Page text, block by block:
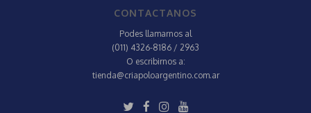
CONTACTANOS
Podes llamarnos al
(011) 4326-8186 / 2963
O escribirnos a:
tienda@criapoloargentino.com.ar